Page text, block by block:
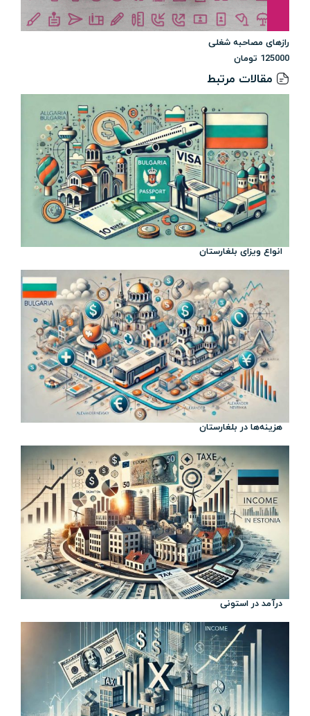
رازهای مصاحبه شغلی
125000 تومان
مقالات مرتبط
انواع ویزای بلغارستان
هزینه‌ها در بلغارستان
درآمد در استونی